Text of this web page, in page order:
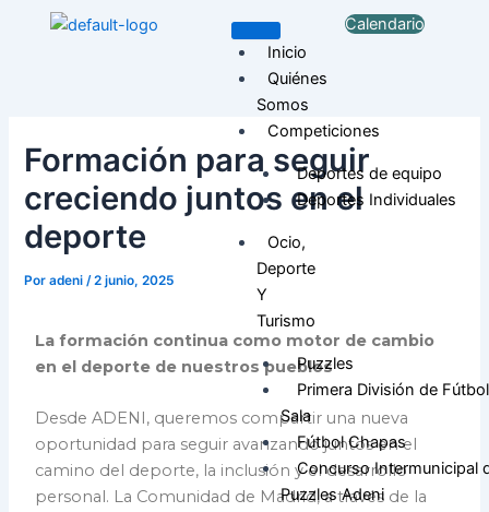
Inicio
Quiénes
Somos
Competiciones
Deportes de equipo
Deportes Individuales
Ocio,
Deporte
Y
Turismo
Puzzles
Primera División de Fútbol
Sala
Fútbol Chapas
Concurso Intermunicipal
Puzzles Adeni
Calendario
Formación para seguir
creciendo juntos en el
deporte
Poradeni /2 junio, 2025
La formación continua como motor de cambio
en el deporte de nuestros pueblos
Desde ADENI, queremos compartir una nueva
oportunidad para seguir avanzando juntos en el
camino del deporte, la inclusión y el desarrollo
personal. La Comunidad de Madrid, a través de la
Navegación